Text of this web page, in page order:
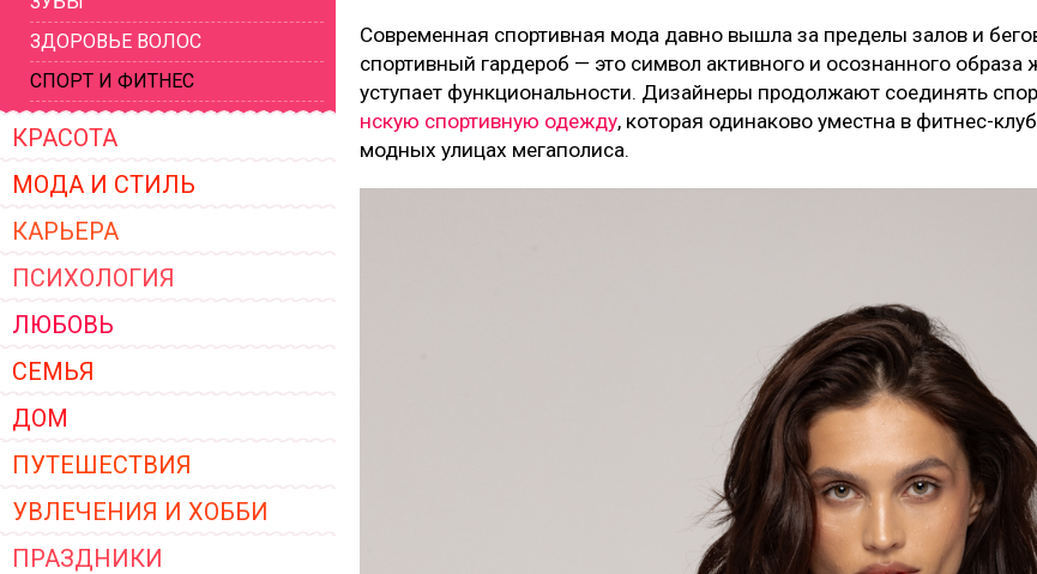
ГЛАВНЫЕ ТРЕНДЫ ВЕРХНЕЙ
ЖЕНСКОЙ ОДЕЖДЫ 2026
ЗДОРОВЬЕ ВОЛОС
СПОРТ И ФИТНЕС
КРАСОТА
МОДА И СТИЛЬ
КАРЬЕРА
ПСИХОЛОГИЯ
ЛЮБОВЬ
СЕМЬЯ
ДОМ
ПУТЕШЕСТВИЯ
УВЛЕЧЕНИЯ И ХОББИ
ПРАЗДНИКИ
Современная спортивная мода давно вышла за пределы залов и
спортивный гардероб — это символ активного и осознанного образа
уступает функциональности. Дизайнеры продолжают соединять
нскую спортивную одежду, которая одинаково уместна в фитнес-
модных улицах мегаполиса.